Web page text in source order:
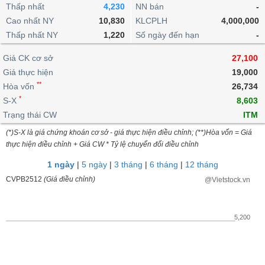
lỗ
dịch
nội
Niên
giám
Tài
liệu
cổ
Định
giá
ngoài
doanh
Top
cổ
phiếu
ngành
dịch
Chứng
quyền
quan
Thống
giao
dịch
Thống
giao
dịch
Tin
tức
Phân
tích
kỹ
thuật
trực
tuyến
Bộ
lọc
cổ
So
Vĩ
mô
lai
Chứng
quyền
Trái
phiếu
IR
Awards
tạo
Dịch
vụ
Thấp nhất
4,230
Cao nhất NY
10,830
Thấp nhất NY
1,220
NN bán
-
KLCPLH
4,000,000
Số ngày đến hạn
-
Giá CK cơ sở
27,100
Giá thực hiện
19,000
Hòa vốn **
26,734
S-X *
8,603
Trạng thái CW
ITM
(*)S-X là giá chứng khoán cơ sở - giá thực hiện điều chỉnh; (**)Hòa vốn = Giá
thực hiện điều chỉnh + Giá CW * Tỷ lệ chuyển đổi điều chỉnh
1 ngày| 5 ngày| 3 tháng | 6 tháng | 12 tháng
CVPB2512 (Giá điều chỉnh) @Vietstock.vn
5,200
BẤT
ĐỘNG
SẢN
TÀI
CHÍNH
HÀNG